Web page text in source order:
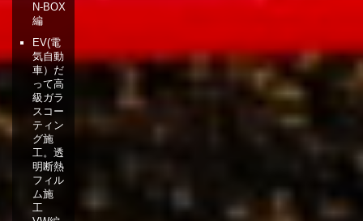
N-BOX
編
EV(電
気自動
車）だ
って高
級ガラ
スコー
ティン
グ施
工。透
明断熱
フィル
ム施
工